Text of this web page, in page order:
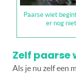
Paarse wiet
er nog
Zelf paarse
Als je nu zelf een